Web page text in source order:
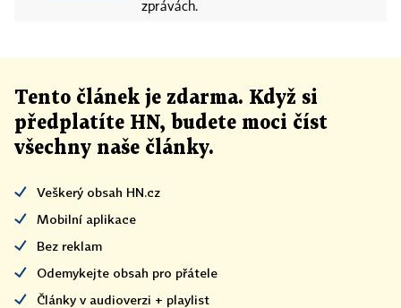
zprávách.
Tento článek je zdarma. Když si
předplatíte HN, budete moci číst
všechny naše články.
Veškerý obsah HN.cz
Mobilní aplikace
Bez reklam
Odemykejte obsah pro přátele
Články v audioverzi + playlist